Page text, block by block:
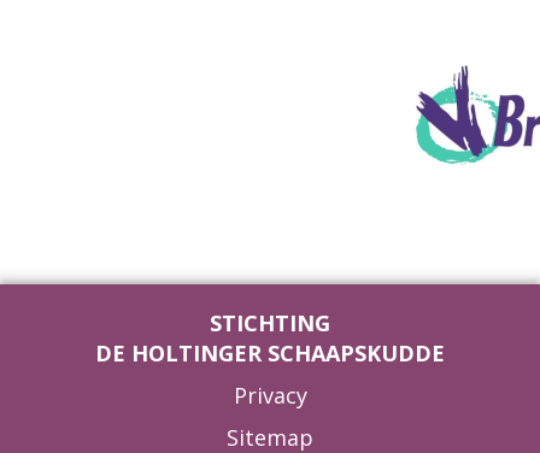
STICHTING
DE HOLTINGER SCHAAPSKUDDE
Privacy
Sitemap